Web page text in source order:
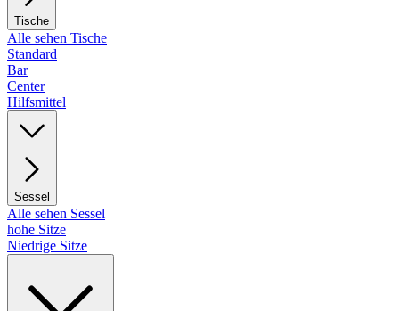
Tische
Alle sehen Tische
Standard
Bar
Center
Hilfsmittel
Sessel
Alle sehen Sessel
hohe Sitze
Niedrige Sitze